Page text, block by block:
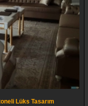
Lüks Tasarım